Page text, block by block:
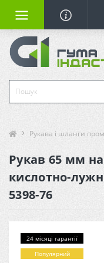
Рукава і шланги
Рукав 65 мм
кислотно-
5398-76
24 місяці гарантії
Популярний